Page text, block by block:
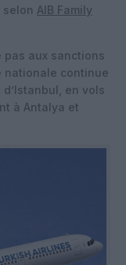
AIB Family
pas aux sanctions
nationale continue
en vols
à Antalya et